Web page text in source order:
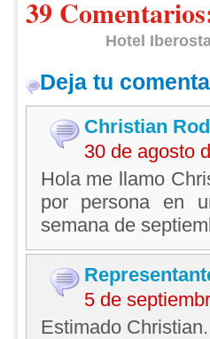
39
Hotel
Deja tu
Christian
30 de agosto
Hola me llamo
por persona en
semana de
5 de
Estimado Christian.